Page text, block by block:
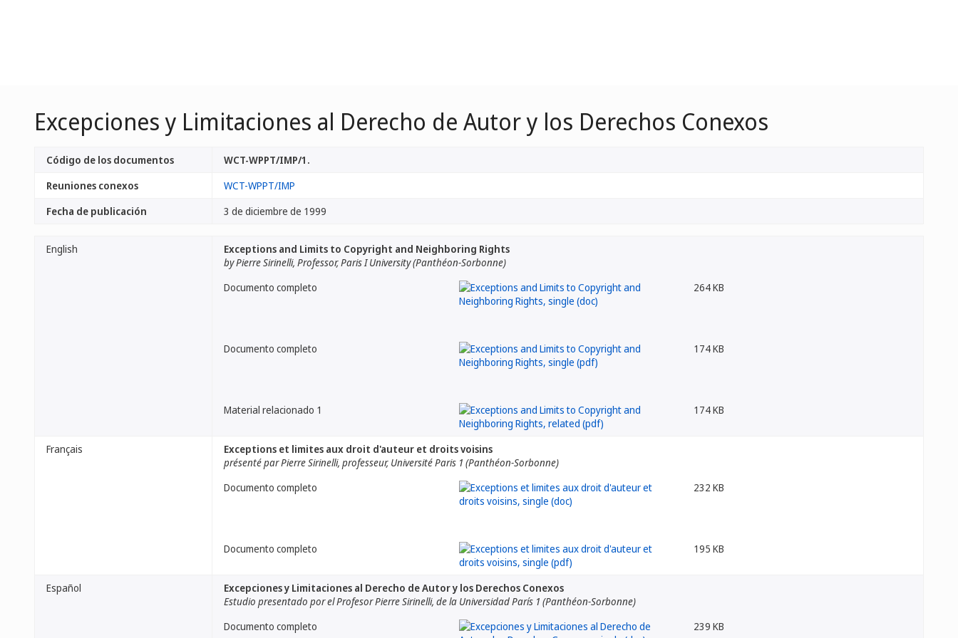
Excepciones y Limitaciones al Derecho de Autor y los Derechos Conexos
Código de los documentos
WCT-WPPT/IMP/1.
Reuniones conexos
WCT-WPPT/IMP
Fecha de publicación
3 de diciembre de 1999
English
Exceptions and Limits to Copyright and Neighboring Rights
by Pierre Sirinelli, Professor, Paris I University (Panthéon-Sorbonne)
Documento completo
264 KB
Documento completo 174 KB
Material relacionado 1 174 KB
Français
Exceptions et limites aux droit d'auteur et droits voisins
présenté par Pierre Sirinelli, professeur, Université Paris 1 (Panthéon-Sorbonne)
Documento completo
232 KB
Documento completo 195 KB
Español
Excepciones y Limitaciones al Derecho de Autor y los Derechos Conexos
Estudio presentado por el Profesor Pierre Sirinelli, de la Universidad París 1 (Panthéon-Sorbonne)
Documento completo
239 KB